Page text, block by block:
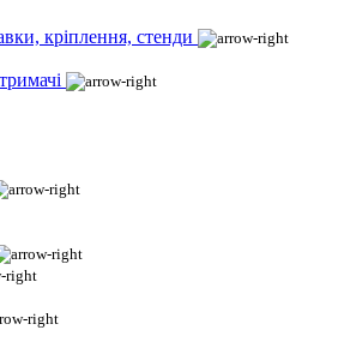
кріплення, стенди